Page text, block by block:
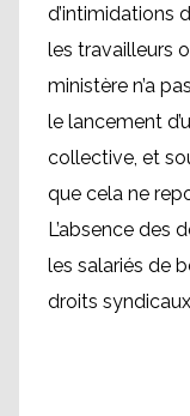
d’intimidations
les travailleurs
ministère n’a
le lancement
collective, et
que cela ne
L’absence des
les salariés de
droits